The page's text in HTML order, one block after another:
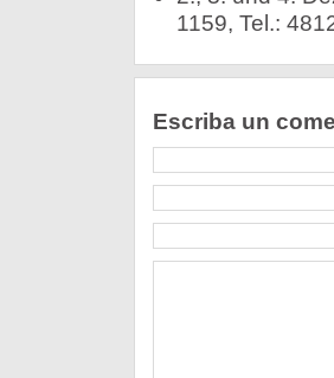
1159, Tel.:
Escriba un